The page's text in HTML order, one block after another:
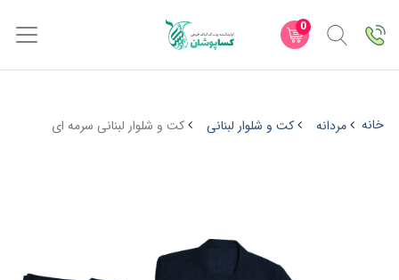
0
خانه مردانه کت و شلوار لبنانی کت و شلوار لبنانی سرمه ای